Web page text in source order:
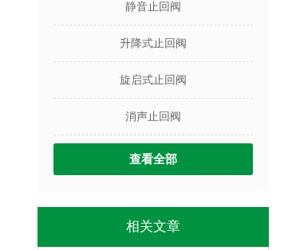
静音止回阀
升降式止回阀
旋启式止回阀
消声止回阀
查看全部
相关文章